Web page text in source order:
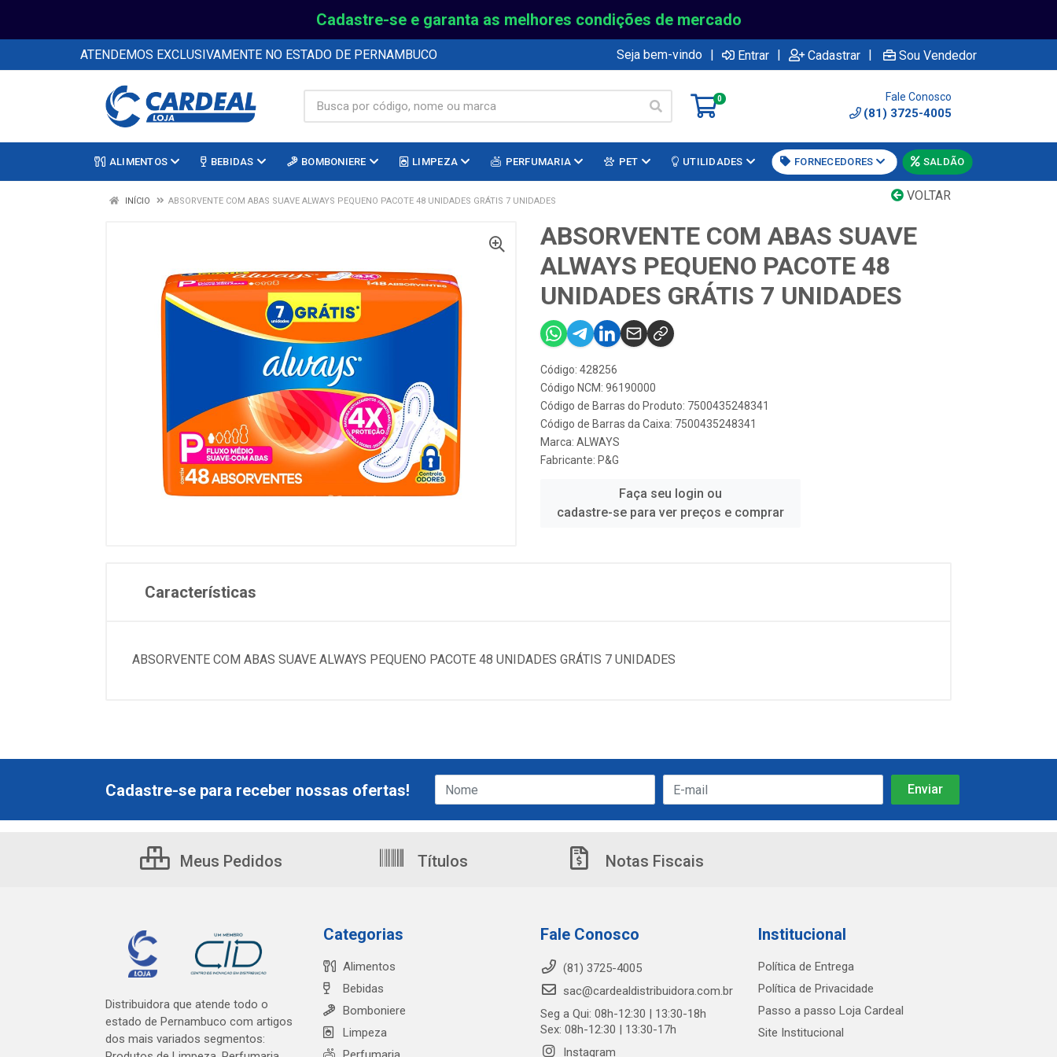
Cadastre-se e garanta as melhores condições de mercado
ATENDEMOS EXCLUSIVAMENTE NO ESTADO DE PERNAMBUCO Seja bem-vindo | Entrar | Cadastrar | Sou Vendedor
0 Fale Conosco
(81) 3725-4005
ALIMENTOS BEBIDAS BOMBONIERE LIMPEZA PERFUMARIA PET UTILIDADES FORNECEDORES SALDÃO
VOLTAR
INÍCIO ABSORVENTE COM ABAS SUAVE ALWAYS PEQUENO PACOTE 48 UNIDADES GRÁTIS 7 UNIDADES
ABSORVENTE COM ABAS SUAVE
ALWAYS PEQUENO PACOTE 48
UNIDADES GRÁTIS 7 UNIDADES
Código: 428256
Código NCM: 96190000
Código de Barras do Produto: 7500435248341
Código de Barras da Caixa: 7500435248341
Marca: ALWAYS
Fabricante: P&G
Faça seu login ou
cadastre-se para ver preços e comprar
Características
ABSORVENTE COM ABAS SUAVE ALWAYS PEQUENO PACOTE 48 UNIDADES GRÁTIS 7 UNIDADES
Cadastre-se para receber nossas ofertas!
Meus Pedidos Títulos Notas Fiscais
Distribuidora que atende todo o
estado de Pernambuco com artigos
dos mais variados segmentos:
Categorias
Alimentos
Bebidas
Bomboniere
Limpeza
Fale Conosco
(81) 3725-4005
sac@cardealdistribuidora.com.br
Seg a Qui: 08h-12:30 | 13:30-18h
Sex: 08h-12:30 | 13:30-17h
Instagram
Institucional
Política de Entrega
Política de Privacidade
Passo a passo Loja Cardeal
Site Institucional